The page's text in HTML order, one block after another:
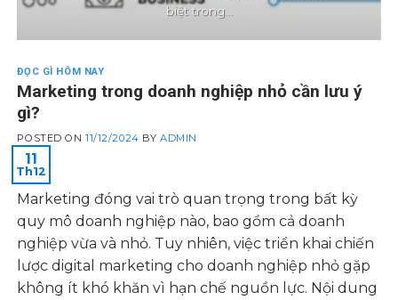
biệt trong...
ĐỌC GÌ HÔM NAY
Marketing trong doanh nghiệp nhỏ cần lưu ý
gì?
POSTED ON11/12/2024 BY ADMIN
11
Th12
Marketing đóng vai trò quan trọng trong bất kỳ
quy mô doanh nghiệp nào, bao gồm cả doanh
nghiệp vừa và nhỏ. Tuy nhiên, việc triển khai chiến
lược digital marketing cho doanh nghiệp nhỏ gặp
không ít khó khăn vì hạn chế nguồn lực. Nội dung